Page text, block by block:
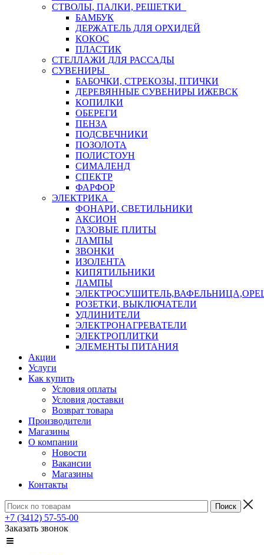
СТВОЛЫ, ПАЛКИ, РЕШЕТКИ
БАМБУК
ДЕРЖАТЕЛЬ ДЛЯ ОРХИДЕЙ
КОКОС
ПЛАСТИК
СТЕЛЛАЖИ ДЛЯ РАССАДЫ
СУВЕНИРЫ
БАБОЧКИ, СТРЕКОЗЫ, ПТИЧКИ
ДЕРЕВЯННЫЕ СУВЕНИРЫ ИЖЕВСК
КОПИЛКИ
ОБЕРЕГИ
ПЕНЗА
ПОДСВЕЧНИКИ
ПОЗОЛОТА
ПОЛИСТОУН
СИМАЛЕНД
СПЕКТР
ФАРФОР
ЭЛЕКТРИКА
ФОНАРИ, СВЕТИЛЬНИКИ
АКСИОН
ГАЗОВЫЕ ПЛИТЫ
ЛАМПЫ
ЗВОНКИ
ИЗОЛЕНТА
КИПЯТИЛЬНИКИ
ЛАМПЫ
РОЗЕТКИ, ВЫКЛЮЧАТЕЛИ
УДЛИНИТЕЛИ
ЭЛЕКТРОНАГРЕВАТЕЛИ
ЭЛЕКТРОПЛИТКИ
ЭЛЕМЕНТЫ ПИТАНИЯ
Акции
Услуги
Как купить
Условия оплаты
Условия доставки
Возврат товара
Производители
Магазины
О компании
Новости
Вакансии
Магазины
Контакты
+7 (3412) 57-55-00
Заказать звонок